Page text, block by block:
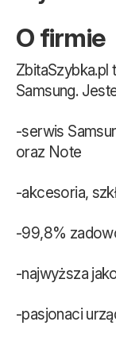
O firmie
Samsung.
-serwis
oraz Note
-akcesoria,
-99,8%
-najwyższa
-pasjonaci